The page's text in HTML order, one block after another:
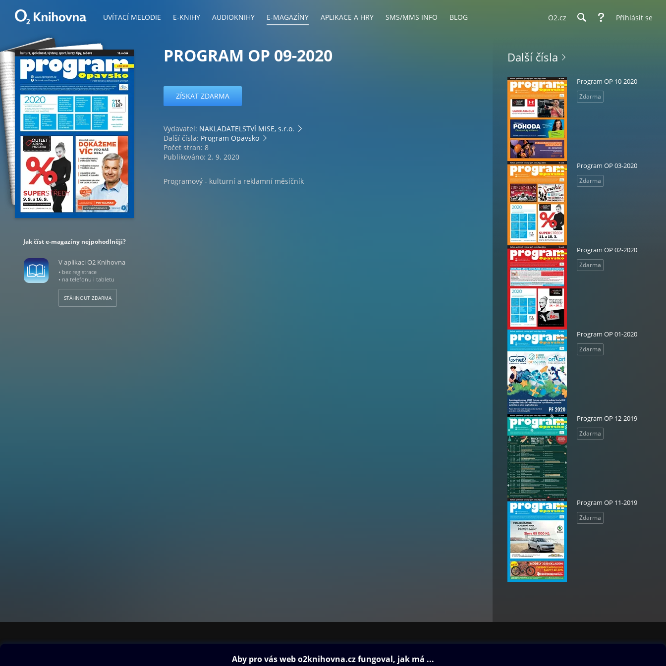
UVÍTACÍ MELODIE E-KNIHY AUDIOKNIHY E-MAGAZÍNY APLIKACE A HRY SMS/MMS INFO BLOG O2.cz Přihlásit se
Jak číst e-magazíny nejpohodlněji?
V aplikaci O2 Knihovna
• bez registrace
• na telefonu i tabletu
STÁHNOUT ZDARMA
PROGRAM OP 09-2020
ZÍSKAT ZDARMA
Vydavatel: NAKLADATELSTVÍ MISE, s.r.o.
Další čísla: Program Opavsko
Počet stran: 8
Publikováno: 2. 9. 2020
Programový - kulturní a reklamní měsíčník
Další čísla
Program OP 10-2020
Zdarma
Program OP 03-2020
Zdarma
Program OP 02-2020
Zdarma
Program OP 01-2020
Zdarma
Program OP 12-2019
Zdarma
Program OP 11-2019
Zdarma